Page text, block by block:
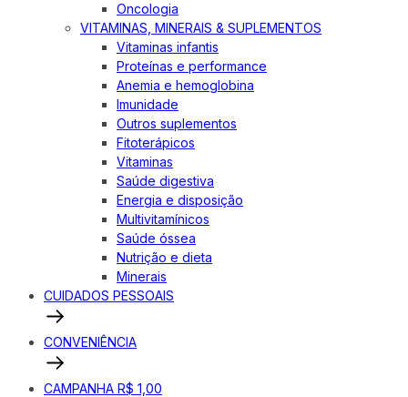
Oncologia
VITAMINAS, MINERAIS & SUPLEMENTOS
Vitaminas infantis
Proteínas e performance
Anemia e hemoglobina
Imunidade
Outros suplementos
Fitoterápicos
Vitaminas
Saúde digestiva
Energia e disposição
Multivitamínicos
Saúde óssea
Nutrição e dieta
Minerais
CUIDADOS PESSOAIS
CONVENIÊNCIA
CAMPANHA R$ 1,00